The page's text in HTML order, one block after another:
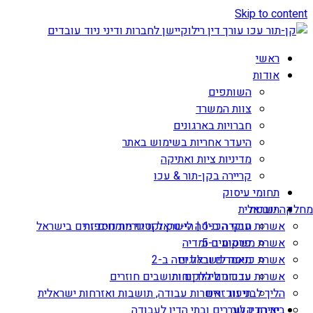
Skip to content
ראשי
אודות
השותפים
צוות המשרד
חברויות בארגונים
היעדר אחריות בשימוש באתר
מדיניות ציות ואתיקה
קריירה בקן-תור & עכו
תחומי עיסוק
מחלקה ישראלית
אשרות עבודה ב-1 | הי-טק וקטגוריות נוספות
אשרת משקיע ב-5
אשרת כניסה לישראל ויזה ב-2
אשרות עבודה ליהודים ותושבים חוזרים
הליך לבני זוג זרים
תובנות
חוקי הכניסה לישראל ודיני מומחים זרים בישראל
פרסומים ומדיה
מאמרים ובלוגים
עדכונים ללקוחות
תיעוד: אשרות עבודה, תושבות ואזרחות ישראלית